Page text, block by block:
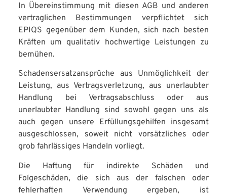
In Übereinstimmung mit diesen AGB und anderen
vertraglichen Bestimmungen verpflichtet sich
EPIQS gegenüber dem Kunden, sich nach besten
Kräften um qualitativ hochwertige Leistungen zu
bemühen.
Schadensersatzansprüche aus Unmöglichkeit der
Leistung, aus Vertragsverletzung, aus unerlaubter
Handlung bei Vertragsabschluss oder aus
unerlaubter Handlung sind sowohl gegen uns als
auch gegen unsere Erfüllungsgehilfen insgesamt
ausgeschlossen, soweit nicht vorsätzliches oder
grob fahrlässiges Handeln vorliegt.
Die Haftung für indirekte Schäden und
Folgeschäden, die sich aus der falschen oder
fehlerhaften Verwendung ergeben, ist